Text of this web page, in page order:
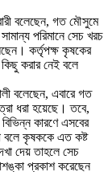
বলেছেন, গত মৌসুমে
পরিমানে সেচ খরচ
কর্তৃপক্ষ কৃষকের
করার নেই বলে
বলেছেন, এবারে গত
ধরা হয়েছে। তবে,
কারণে এসবের
বলে কৃষককে এত কষ্ট
দেয় তাহলে সেচ
প্রকাশ করেছেন